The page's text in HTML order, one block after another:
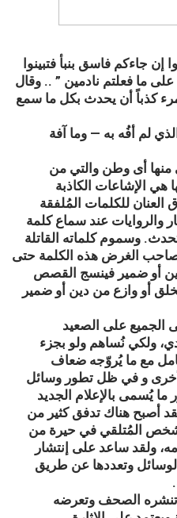
إن جاءكم فاسق بنبأ فتبينوا
ما فعلتم نادمين ” .. وقال
كذباً أن يحدث بكل ما سمع
لم أفُه به — وما آفة
منها أى وطن والتي من
هي الإشاعات الكاذبة
العنان للكلمات المُلفقة
والروايات عند سماع كلمة
وسموم كلماته القاتلة
الغرض هذه الكلمة حتى
أو ضمير فينسج القصص
أو وازع من دين أو ضمير
الجميع على الصعيد
ولكي نُساهم ولو بجزء
مع ما يُروّجه ضعاف
و في ظل تطور وسائل
ما يُسمى بالإعلام الجديد
أصبح هناك تدفق كثير من
المُتلقي في حيرة من
ولقد ساعد على إنتشار
وتعددها عن طريق
أن 90% مما تنشره الصحف وتعرضه